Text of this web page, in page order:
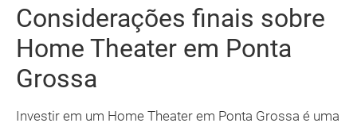
Considerações finais sobre
Home Theater em Ponta
Grossa
Investir em um Home Theater em Ponta Grossa é uma